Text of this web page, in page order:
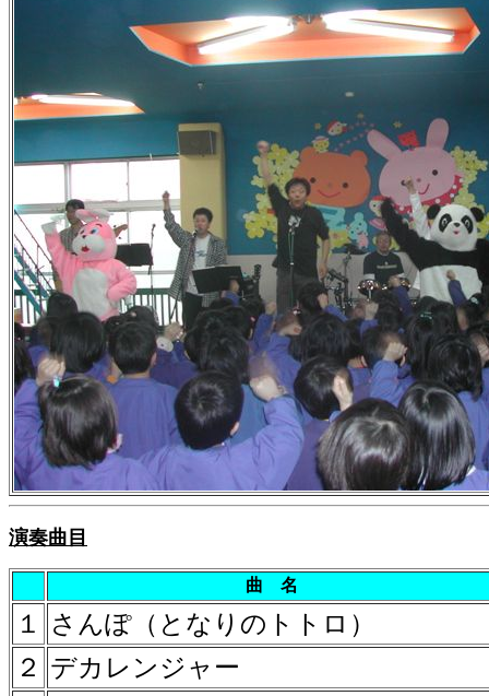
演奏曲目
曲 名
１
さんぽ（となりのトトロ）
２ デカレンジャー